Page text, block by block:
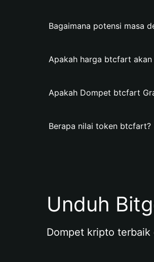
Bagaimana potensi masa
Apakah harga btcfart akan
Apakah Dompet btcfart
Berapa nilai token btcfart?
Unduh
Dompet kripto